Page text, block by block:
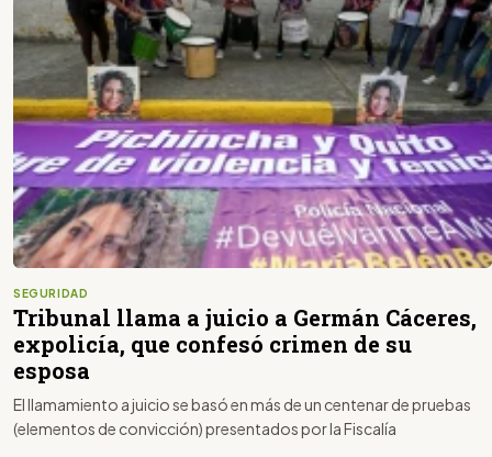
SEGURIDAD
Tribunal llama a juicio a Germán Cáceres,
expolicía, que confesó crimen de su
esposa
El llamamiento a juicio se basó en más de un centenar de pruebas
(elementos de convicción) presentados por la Fiscalía